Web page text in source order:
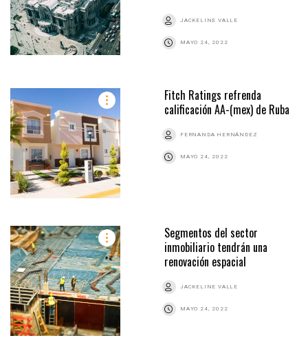
JACKELINE VALLE
MAYO 24, 2022
Fitch Ratings refrenda
calificación AA-(mex) de Ruba
FERNANDA HERNÁNDEZ
MAYO 24, 2022
Segmentos del sector
inmobiliario tendrán una
renovación espacial
JACKELINE VALLE
MAYO 24, 2022